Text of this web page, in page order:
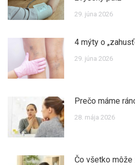
29. júna 2026
4 mýty o
29. júna 2026
Prečo máme
28. mája 2026
Čo všetko